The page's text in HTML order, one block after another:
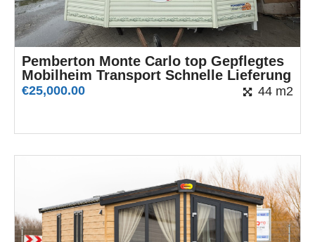
Pemberton Monte Carlo top Gepflegtes
Mobilheim Transport Schnelle Lieferung
€25,000.00 44 m2